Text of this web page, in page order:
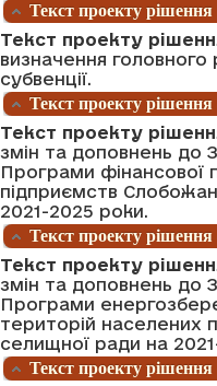
Текст проекту
Текст проекту
визначення
субвенції.
Текст проекту
Текст проекту
змін та доповнень до
Програми фінансової
підприємств
2021-2025 роки.
Текст проекту
Текст проекту
змін та доповнень до
Програми
територій населених
селищної ради на
Текст проекту